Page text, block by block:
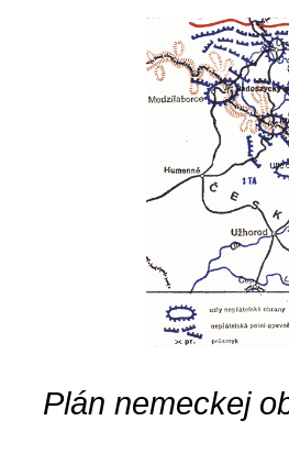
Plán nemeckej